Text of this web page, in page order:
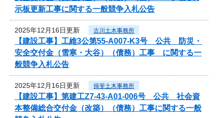
示板更新工事に関する一般競争入札公告
2025年12月16日更新 古川土木事務所
【建設工事】工維3公第55-A007-K3号 公共 防災・
安全交付金（雪寒・大谷）（債務）工事 に関する一
般競争入札公告
2025年12月16日更新 揖斐土木事務所
【建設工事】第建工Z7-43-A01-006号 公共 社会資
本整備総合交付金（改築）（債務）工事に関する一般